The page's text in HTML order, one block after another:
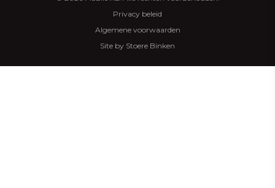
Privacy beleid
Algemene voorwaarden
Site by Stoere Binken